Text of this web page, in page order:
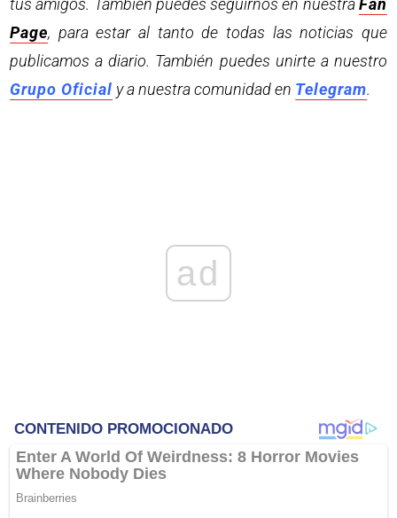
tus amigos. También puedes seguirnos en nuestraFan
Page, para estar al tanto de todas las noticias que
publicamos a diario. También puedes unirte a nuestro
Grupo Oficial y a nuestra comunidad en Telegram.
ad